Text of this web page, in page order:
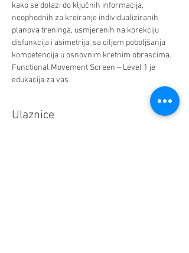
kako se dolazi do ključnih informacija,
neophodnih za kreiranje individualiziranih
planova treninga, usmjerenih na korekciju
disfunkcija i asimetrija, sa ciljem poboljšanja
kompetencija u osnovnim kretnim obrascima.
Functional Movement Screen – Level 1 je
edukacija za vas
Ulaznice